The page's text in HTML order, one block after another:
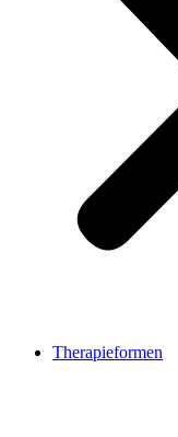
Therapieformen